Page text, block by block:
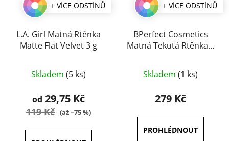
+ VÍCE ODSTÍNŮ
L.A. Girl Matná Rtěnka
Matte Flat Velvet 3 g
hodnocení
produktu
je
Skladem (5 ks)
od 29,75 Kč
119 Kč (až –75 %)
+ VÍCE ODSTÍNŮ
BPerfect Cosmetics
Matná Tekutá Rtěnka 3
hodnocení
produktu
5,0
z
Skladem (1 ks)
279 Kč